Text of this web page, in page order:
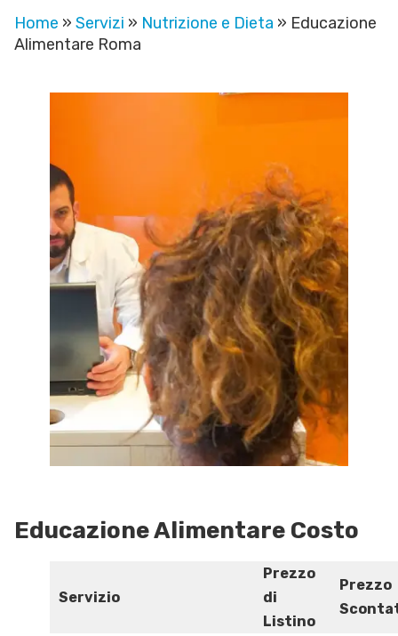
Home » Servizi » Nutrizione e Dieta » Educazione
Alimentare Roma
Educazione Alimentare Costo
Servizio
Prezzo
di
Listino
Prezzo